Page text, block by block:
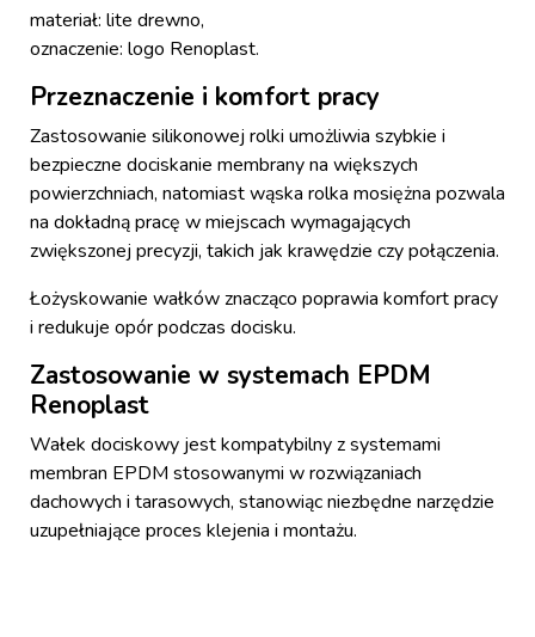
materiał: lite drewno,
oznaczenie: logo Renoplast.
Przeznaczenie i komfort pracy
Zastosowanie silikonowej rolki umożliwia szybkie i
bezpieczne dociskanie membrany na większych
powierzchniach, natomiast wąska rolka mosiężna pozwala
na dokładną pracę w miejscach wymagających
zwiększonej precyzji, takich jak krawędzie czy połączenia.
Łożyskowanie wałków znacząco poprawia komfort pracy
i redukuje opór podczas docisku.
Zastosowanie w systemach EPDM
Renoplast
Wałek dociskowy jest kompatybilny z systemami
membran EPDM stosowanymi w rozwiązaniach
dachowych i tarasowych, stanowiąc niezbędne narzędzie
uzupełniające proces klejenia i montażu.